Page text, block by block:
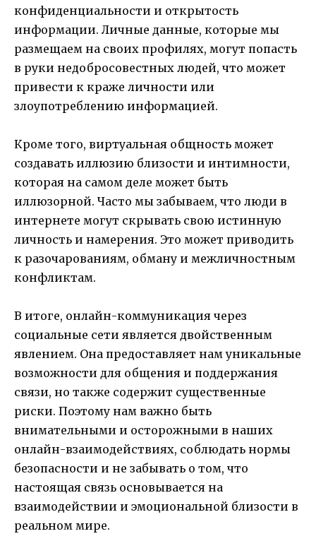
конфиденциальности и открытость
информации. Личные данные, которые мы
размещаем на своих профилях, могут попасть
в руки недобросовестных людей, что может
привести к краже личности или
злоупотреблению информацией.
Кроме того, виртуальная общность может
создавать иллюзию близости и интимности,
которая на самом деле может быть
иллюзорной. Часто мы забываем, что люди в
интернете могут скрывать свою истинную
личность и намерения. Это может приводить
к разочарованиям, обману и межличностным
конфликтам.
В итоге, онлайн-коммуникация через
социальные сети является двойственным
явлением. Она предоставляет нам уникальные
возможности для общения и поддержания
связи, но также содержит существенные
риски. Поэтому нам важно быть
внимательными и осторожными в наших
онлайн-взаимодействиях, соблюдать нормы
безопасности и не забывать о том, что
настоящая связь основывается на
взаимодействии и эмоциональной близости в
реальном мире.